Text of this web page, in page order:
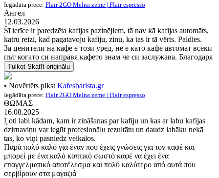
Iegādāta prece: Flair 2GO Melna zeme | Flair espresso
Ангел
12.03.2026
Šī ierīce ir paredzēta kafijas pazinējiem, tā nav kā kafijas automāts,
katru reizi, kad pagatavoju kafiju, zinu, ka tas ir tā vērts. Paldies.
За ценители на кафе е този уред, не е като кафе автомат всеки
път когато си направя кафето знам че си заслужава. Благодаря
Tulkot Skatīt oriģinālu
• Novērtēts plkst Kafesbarista.gr
Iegādāta prece: Flair 2GO Melna zeme | Flair espresso
ΘΩΜΑΣ
16.08.2025
Ļoti labi kādam, kam ir zināšanas par kafiju un kas ar labu kafijas
dzirnaviņu var iegūt profesionālu rezultātu un daudz labāku nekā
tas, ko viņi pasniedz veikalos.
Παρά πολύ καλό για έναν που έχεις γνώσεις για τον καφέ και
μπορεί με ένα καλό κοπτικό σωστό καφέ να έχει ένα
επαγγελματικό αποτέλεσμα και πολύ καλύτερο από αυτά που
σερβίρουν στα μαγαζιά